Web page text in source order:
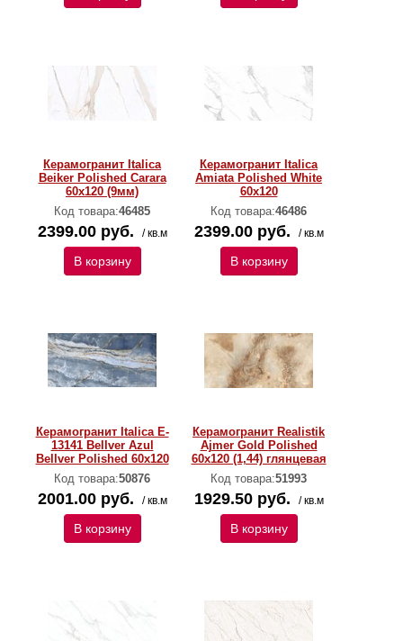
Керамогранит Italica
Beiker Polished Carara
60х120 (9мм)
Код товара:46485
2399.00 руб. / кв.м
В корзину
Керамогранит Italica
Amiata Polished White
60х120
Код товара:46486
2399.00 руб. / кв.м
В корзину
Керамогранит Italica E-
13141 Bellver Azul
Bellver Polished 60х120
Код товара:50876
2001.00 руб. / кв.м
В корзину
Керамогранит Realistik
Ajmer Gold Polished
60x120 (1,44) глянцевая
Код товара:51993
1929.50 руб. / кв.м
В корзину